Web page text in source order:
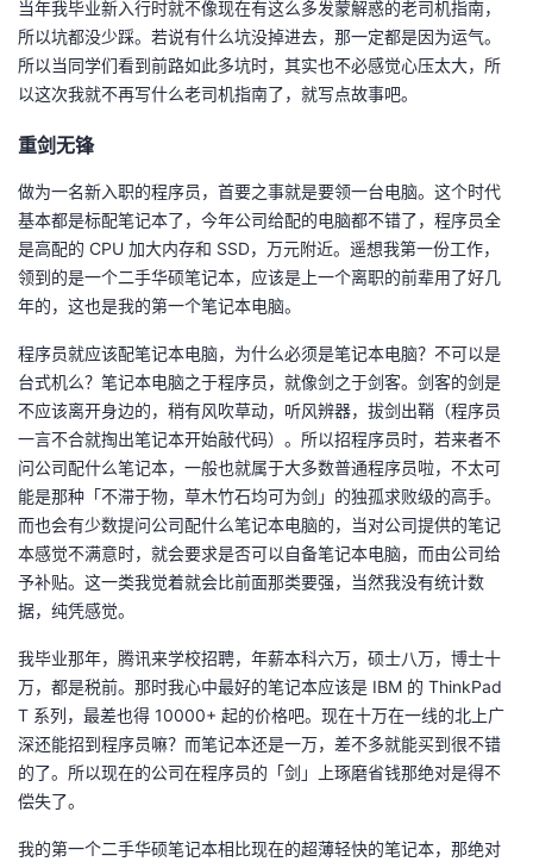
客
论
坛
的
圈
我
的
播
我
活
动
的
关
我
的
开
发
者
学
堂
的
课
程
我
的
认
证
我
的
实
我
的
我
的
Programs
的
支
持
我
技
术
支
持
的
云
声
建
当年我毕业新入行时就不像现在有这么多发蒙解惑的老司机指南，
所以坑都没少踩。若说有什么坑没掉进去，那一定都是因为运气。
所以当同学们看到前路如此多坑时，其实也不必感觉心压太大，所
以这次我就不再写什么老司机指南了，就写点故事吧。
重剑无锋
做为一名新入职的程序员，首要之事就是要领一台电脑。这个时代
基本都是标配笔记本了，今年公司给配的电脑都不错了，程序员全
是高配的 CPU 加大内存和 SSD，万元附近。遥想我第一份工作，
领到的是一个二手华硕笔记本，应该是上一个离职的前辈用了好几
年的，这也是我的第一个笔记本电脑。
程序员就应该配笔记本电脑，为什么必须是笔记本电脑？不可以是
台式机么？笔记本电脑之于程序员，就像剑之于剑客。剑客的剑是
不应该离开身边的，稍有风吹草动，听风辨器，拔剑出鞘（程序员
一言不合就掏出笔记本开始敲代码）。所以招程序员时，若来者不
问公司配什么笔记本，一般也就属于大多数普通程序员啦，不太可
能是那种「不滞于物，草木竹石均可为剑」的独孤求败级的高手。
而也会有少数提问公司配什么笔记本电脑的，当对公司提供的笔记
本感觉不满意时，就会要求是否可以自备笔记本电脑，而由公司给
予补贴。这一类我觉着就会比前面那类要强，当然我没有统计数
据，纯凭感觉。
我毕业那年，腾讯来学校招聘，年薪本科六万，硕士八万，博士十
万，都是税前。那时我心中最好的笔记本应该是 IBM 的 ThinkPad
T 系列，最差也得 10000+ 起的价格吧。现在十万在一线的北上广
深还能招到程序员嘛？而笔记本还是一万，差不多就能买到很不错
的了。所以现在的公司在程序员的「剑」上琢磨省钱那绝对是得不
偿失了。
我的第一个二手华硕笔记本相比现在的超薄轻快的笔记本，那绝对